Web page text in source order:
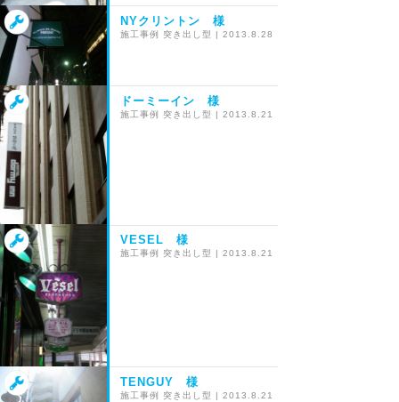
NYクリントン 様
施工事例 突き出し型 2013.8.28
ドーミーイン 様
施工事例 突き出し型 2013.8.21
VESEL 様
施工事例 突き出し型 2013.8.21
TENGUY 様
施工事例 突き出し型 2013.8.21